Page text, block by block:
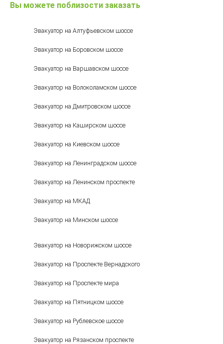
Вы можете поблизости заказать
Эвакуатор на Алтуфьевском шоссе
Эвакуатор на Боровском шоссе
Эвакуатор на Варшавском шоссе
Эвакуатор на Волоколамском шоссе
Эвакуатор на Дмитровском шоссе
Эвакуатор на Каширском шоссе
Эвакуатор на Киевском шоссе
Эвакуатор на Ленинградском шоссе
Эвакуатор на Ленинском проспекте
Эвакуатор на МКАД
Эвакуатор на Минском шоссе
Эвакуатор на Новорижском шоссе
Эвакуатор на Проспекте Вернадского
Эвакуатор на Проспекте мира
Эвакуатор на Пятницком шоссе
Эвакуатор на Рублевское шоссе
Эвакуатор на Рязанском проспекте